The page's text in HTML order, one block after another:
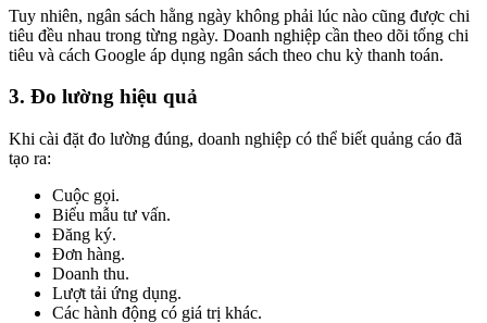
Tuy nhiên, ngân sách hằng ngày không phải lúc nào cũng được chi
tiêu đều nhau trong từng ngày. Doanh nghiệp cần theo dõi tổng chi
tiêu và cách Google áp dụng ngân sách theo chu kỳ thanh toán.
3. Đo lường hiệu quả
Khi cài đặt đo lường đúng, doanh nghiệp có thể biết quảng cáo đã
tạo ra:
Cuộc gọi.
Biểu mẫu tư vấn.
Đăng ký.
Đơn hàng.
Doanh thu.
Lượt tải ứng dụng.
Các hành động có giá trị khác.